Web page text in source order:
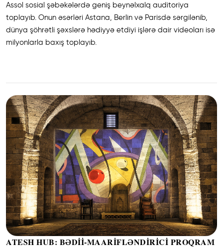
Assol sosial şəbəkələrdə geniş beynəlxalq auditoriya
toplayıb. Onun əsərləri Astana, Berlin və Parisdə sərgilənib,
dünya şöhrətli şəxslərə hədiyyə etdiyi işlərə dair videoları isə
milyonlarla baxış toplayıb.
ATESH HUB: BƏDİİ-MAARİFLƏNDİRİCİ PROQRAM